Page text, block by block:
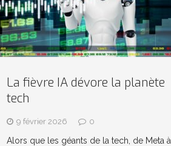
La fièvre IA dévore la planète
tech
9 février 2026 0
Alors que les géants de la tech, de Meta à